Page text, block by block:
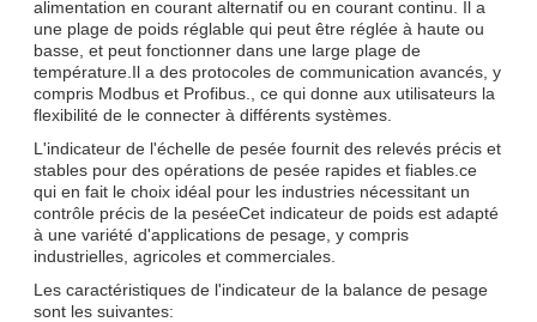
alimentation en courant alternatif ou en courant continu. Il a
une plage de poids réglable qui peut être réglée à haute ou
basse, et peut fonctionner dans une large plage de
température.Il a des protocoles de communication avancés, y
compris Modbus et Profibus., ce qui donne aux utilisateurs la
flexibilité de le connecter à différents systèmes.
L'indicateur de l'échelle de pesée fournit des relevés précis et
stables pour des opérations de pesée rapides et fiables.ce
qui en fait le choix idéal pour les industries nécessitant un
contrôle précis de la peséeCet indicateur de poids est adapté
à une variété d'applications de pesage, y compris
industrielles, agricoles et commerciales.
Les caractéristiques de l'indicateur de la balance de pesage
sont les suivantes: